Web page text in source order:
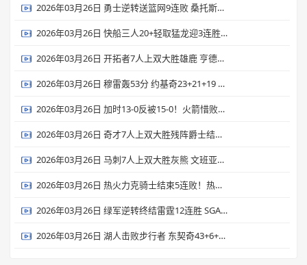
2026年03月26日 勇士逆转送篮网9连败 桑托斯新高31分 波杰姆22+6 扎威19+6
2026年03月26日 快船三人20+轻取猛龙迎3连胜 伦纳德27+6 加兰24+6 莺哥18+6
2026年03月26日 开拓者7人上双大胜雄鹿 亨德森23分 罗林斯生涯新高36分
2026年03月26日 穆雷轰53分 约基奇23+21+19 掘金力克独行侠 弗拉格26+7+7
2026年03月26日 加时13-0反被15-0！火箭惜败森林狼 杜兰特22中9&丢绝平罚球
2026年03月26日 奇才7人上双大胜残阵爵士结束16连败 里斯26+17 贝利19投15分
2026年03月26日 马刺7人上双大胜灰熊 文班亚马19+15+3断7帽 卡斯尔15+9
2026年03月26日 热火力克骑士结束5连败！热巴17+10+7 多诺万·米切尔28+6
2026年03月26日 绿军逆转终结雷霆12连胜 SGA连续133场20+ 杰伦·布朗31+8+8
2026年03月26日 湖人击败步行者 东契奇43+6+7 詹姆斯23+9+9 海斯21+10